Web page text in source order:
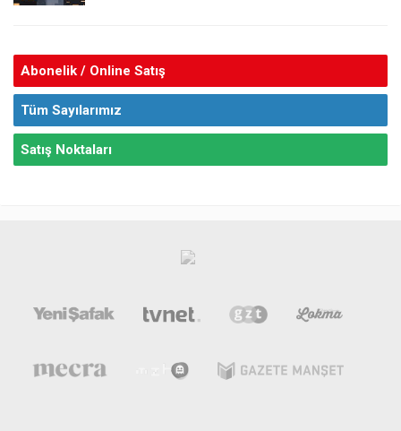
Abonelik / Online Satış
Tüm Sayılarımız
Satış Noktaları